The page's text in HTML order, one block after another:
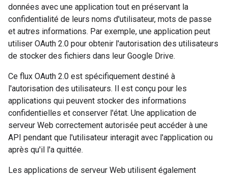
données avec une application tout en préservant la
confidentialité de leurs noms d'utilisateur, mots de passe
et autres informations. Par exemple, une application peut
utiliser OAuth 2.0 pour obtenir l'autorisation des utilisateurs
de stocker des fichiers dans leur Google Drive.
Ce flux OAuth 2.0 est spécifiquement destiné à
l'autorisation des utilisateurs. Il est conçu pour les
applications qui peuvent stocker des informations
confidentielles et conserver l'état. Une application de
serveur Web correctement autorisée peut accéder à une
API pendant que l'utilisateur interagit avec l'application ou
après qu'il l'a quittée.
Les applications de serveur Web utilisent également